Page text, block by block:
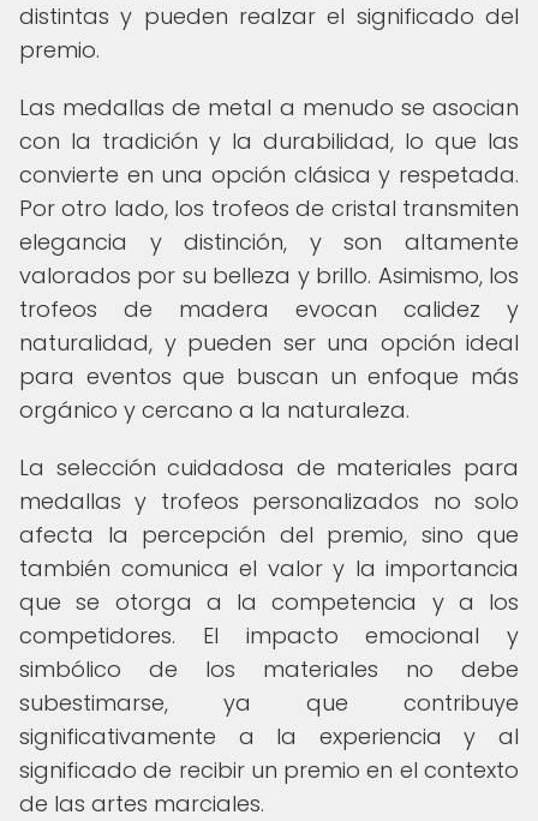
distintas y pueden realzar el significado del
premio.
Las medallas de metal a menudo se asocian
con la tradición y la durabilidad, lo que las
convierte en una opción clásica y respetada.
Por otro lado, los trofeos de cristal transmiten
elegancia y distinción, y son altamente
valorados por su belleza y brillo. Asimismo, los
trofeos de madera evocan calidez y
naturalidad, y pueden ser una opción ideal
para eventos que buscan un enfoque más
orgánico y cercano a la naturaleza.
La selección cuidadosa de materiales para
medallas y trofeos personalizados no solo
afecta la percepción del premio, sino que
también comunica el valor y la importancia
que se otorga a la competencia y a los
competidores. El impacto emocional y
simbólico de los materiales no debe
subestimarse, ya que contribuye
significativamente a la experiencia y al
significado de recibir un premio en el contexto
de las artes marciales.